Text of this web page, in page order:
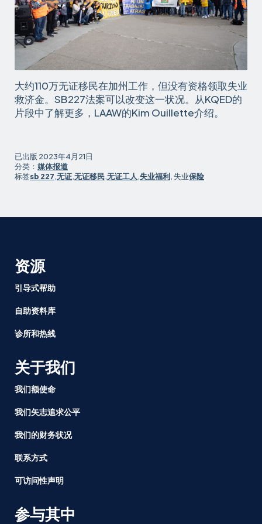
大约110万无证移民在加州工作，但没有资格领取失业
救济金。SB227法案可以改变这一状况。从KQED的
片段中了解更多，LAAW的Kim Ouillette介绍。
已出版 2023年4月21日
分类： 媒体报道
标签sb 227,无证,无证移民,无证工人,失业福利 , 失业保险
资源
引导式帮助
自助资料库
诊所和热线
关于我们
我们额使命
我们矢志追求公平
我们的财务状况
联系方式
可访问性声明
参与其中